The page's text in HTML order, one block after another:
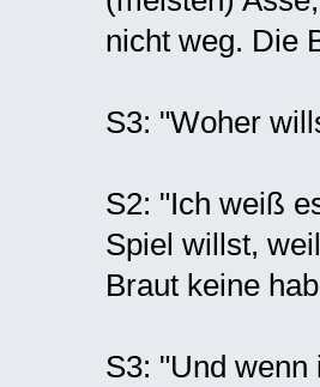
nicht weg. Die
S3: "Woher
S2: "Ich weiß
Spiel willst,
Braut keine
S3: "Und wenn